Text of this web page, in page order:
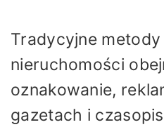
Tradycyjne
nieruchomości
oznakowanie,
gazetach i